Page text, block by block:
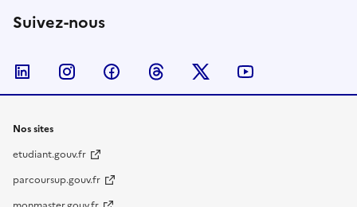
Suivez-nous
Nous suivre sur LinkedIn
Nous suivre sur Instagram
Nous suivre sur Facebook
Nous suivre sur Threads
Nous suivre sur Twitter
Nos sites
etudiant.gouv.fr
parcoursup.gouv.fr